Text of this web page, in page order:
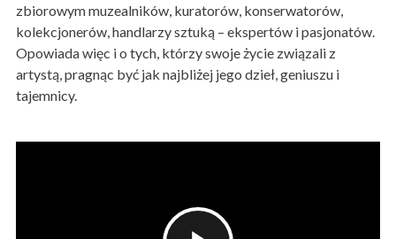
zbiorowym muzealników, kuratorów, konserwatorów,
kolekcjonerów, handlarzy sztuką – ekspertów i pasjonatów.
Opowiada więc i o tych, którzy swoje życie związali z
artystą, pragnąc być jak najbliżej jego dzieł, geniuszu i
tajemnicy.